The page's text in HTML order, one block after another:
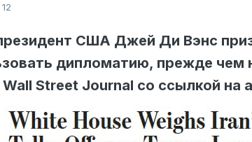
США Джей Ди Вэнс
дипломатию, прежде чем
Street Journal со ссылкой на